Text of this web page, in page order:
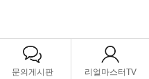
문의게시판 리얼마스터TV